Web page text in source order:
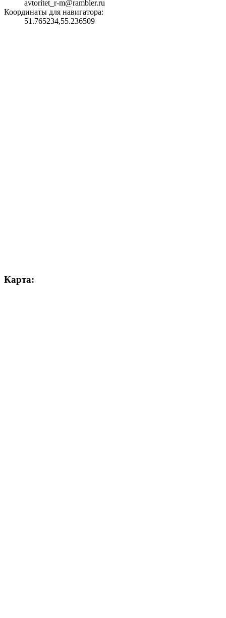
avtoritet_r-m@rambler.ru
Координаты для навигатора:
51.765234,55.236509
Карта: